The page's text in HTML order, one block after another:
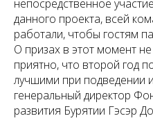
непосредственное
данного проекта, всей
работали, чтобы гостям
О призах в этот момент
приятно, что второй год
лучшими при подведении
генеральный директор
развития Бурятии Гэсэр